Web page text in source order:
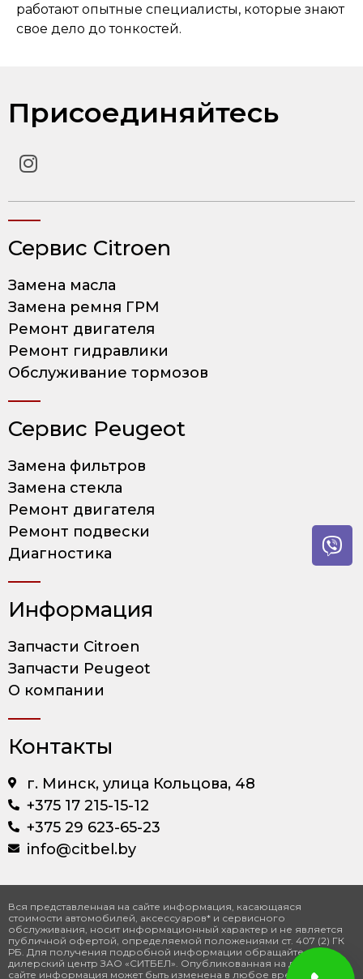
работают опытные специалисты, которые знают
свое дело до тонкостей.
Присоединяйтесь
Сервис Citroen
Замена масла
Замена ремня ГРМ
Ремонт двигателя
Ремонт гидравлики
Обслуживание тормозов
Сервис Peugeot
Замена фильтров
Замена стекла
Ремонт двигателя
Ремонт подвески
Диагностика
Информация
Запчасти Citroen
Запчасти Peugeot
О компании
Контакты
г. Минск, улица Кольцова, 48
+375 17 215-15-12
+375 29 623-65-23
info@citbel.by
Вся представленная на сайте информация, касающаяся
стоимости автомобилей, аксессуаров* и сервисного
обслуживания, носит информационный характер и не является
публичной офертой, определяемой положениями ст. 407 (2) ГК
РБ. Для получения подробной информации обращайтесь
дилерский центр ЗАО «СИТБЕЛ». Опубликованная на данном
сайте информация может быть изменена в любое время без